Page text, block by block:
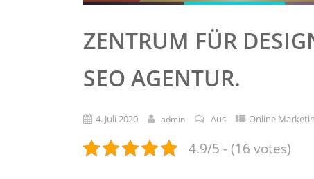
ZENTRUM FÜR
SEO AGENTUR.
4. Juli 2020 admin Aus Online
4.9/5 - (16 votes)